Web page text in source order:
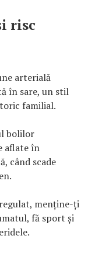
risc
arterială
în sare, un stil
familial.
bolilor
aflate în
când scade
menține-ți
fă sport și